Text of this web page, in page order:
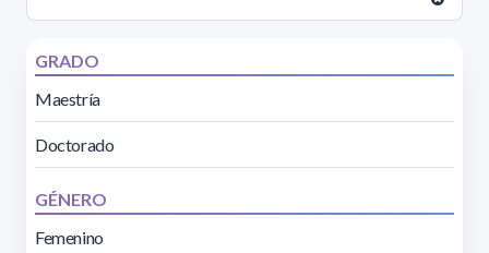
GRADO
Maestría
Doctorado
GÉNERO
Femenino